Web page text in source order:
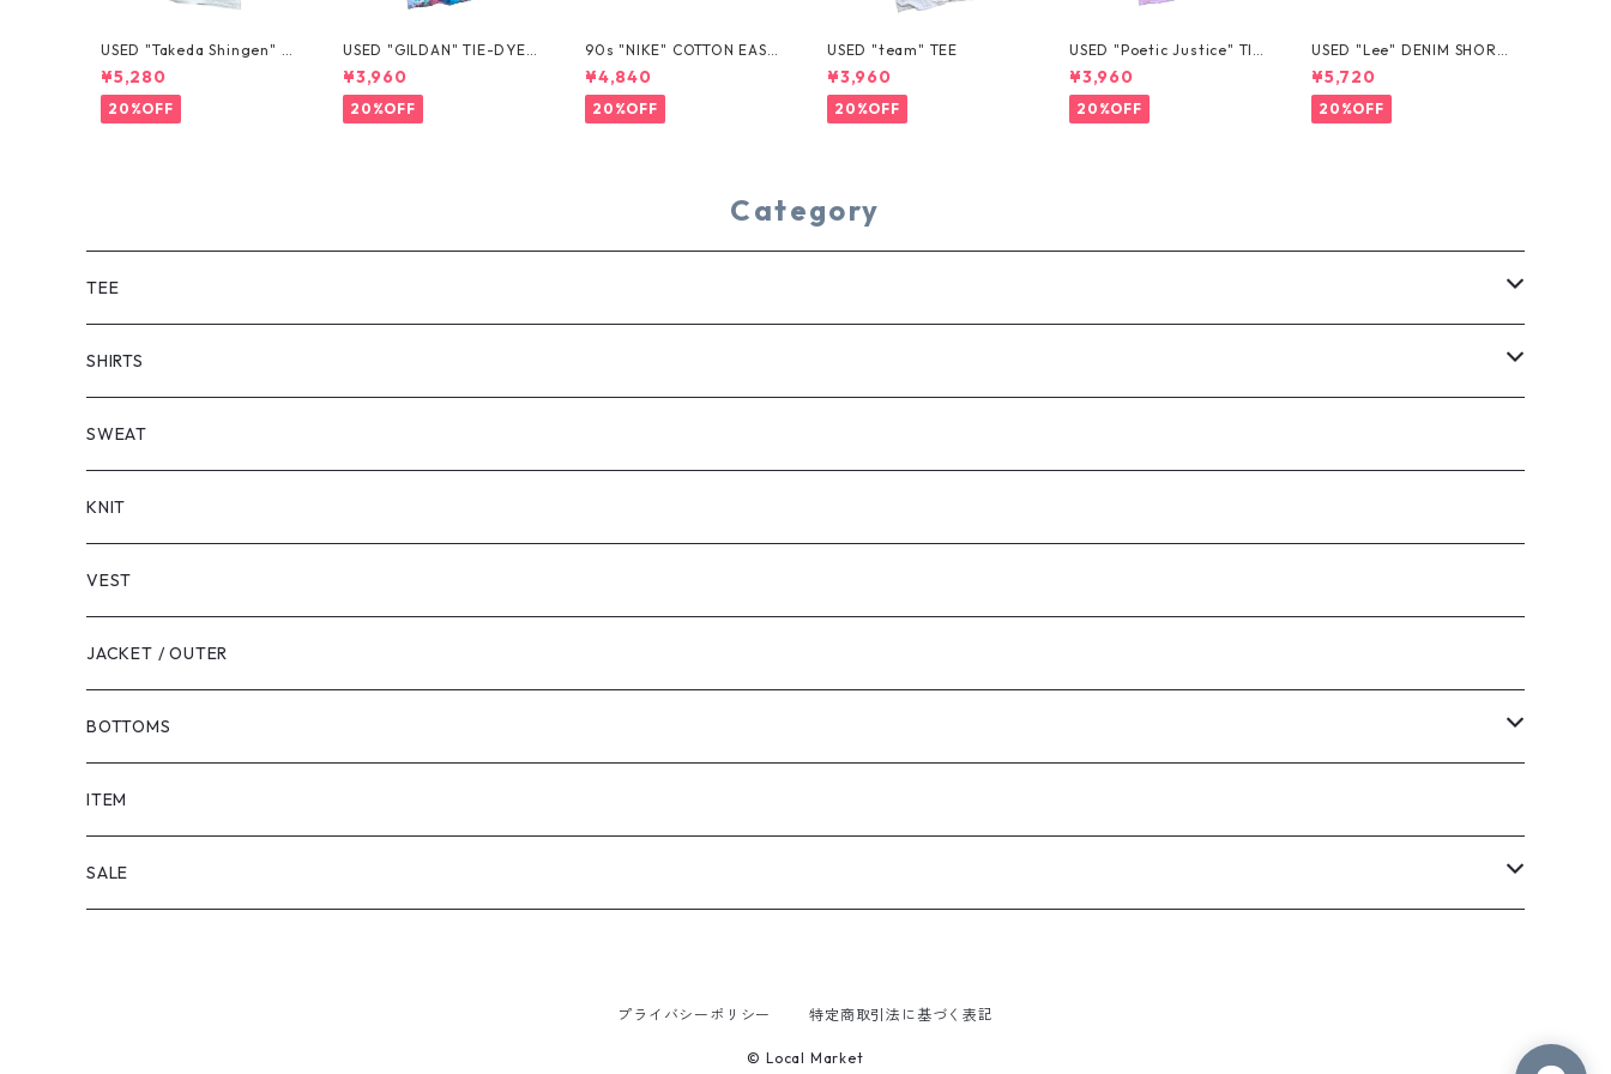
USED "Takeda Shingen" T
EE
¥5,280
20%OFF
USED "GILDAN" TIE-DYE T
EE
¥3,960
20%OFF
90s "NIKE" COTTON EASY
SHORTS
¥4,840
20%OFF
USED "team" TEE
¥3,960
20%OFF
USED "Poetic Justice" TIE
-DYE TEE
¥3,960
20%OFF
USED "Lee" DENIM SHORT
S
¥5,720
20%OFF
Category
TEE
SHORT SLEEVE
LONG SLEEVE
SHIRTS
SHORT SLEEVE
LONG SLEEVE
SWEAT
KNIT
VEST
JACKET / OUTER
BOTTOMS
SHORTS
PANTS
ITEM
SALE
プライバシーポリシー 特定商取引法に基づく表記
© Local Market